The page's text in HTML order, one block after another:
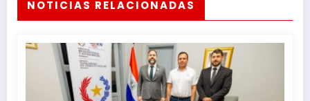
NOTICIAS RELACIONADAS